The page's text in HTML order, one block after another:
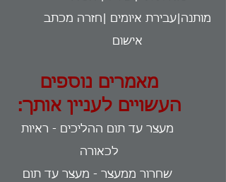
מותנה|עבירת איומים |חזרה מכתב
אישום
מאמרים נוספים
העשויים לעניין אותך:
מעצר עד תום ההליכים - ראיות
לכאורה
שחרור ממעצר - מעצר עד תום